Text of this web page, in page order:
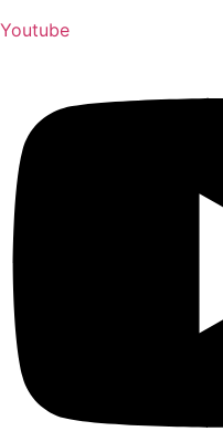
Youtube